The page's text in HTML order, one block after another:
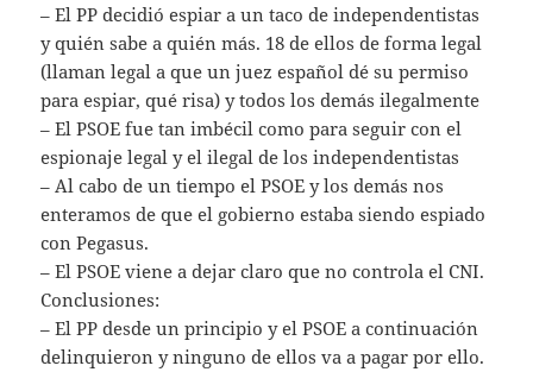
– El PP decidió espiar a un taco de independentistas
y quién sabe a quién más. 18 de ellos de forma legal
(llaman legal a que un juez español dé su permiso
para espiar, qué risa) y todos los demás ilegalmente
– El PSOE fue tan imbécil como para seguir con el
espionaje legal y el ilegal de los independentistas
– Al cabo de un tiempo el PSOE y los demás nos
enteramos de que el gobierno estaba siendo espiado
con Pegasus.
– El PSOE viene a dejar claro que no controla el CNI.
Conclusiones:
– El PP desde un principio y el PSOE a continuación
delinquieron y ninguno de ellos va a pagar por ello.